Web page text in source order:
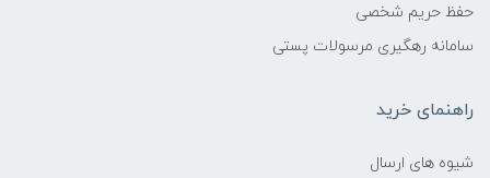
حفظ حریم شخصی
سامانه رهگیری مرسولات پستی
راهنمای خرید
شیوه های ارسال